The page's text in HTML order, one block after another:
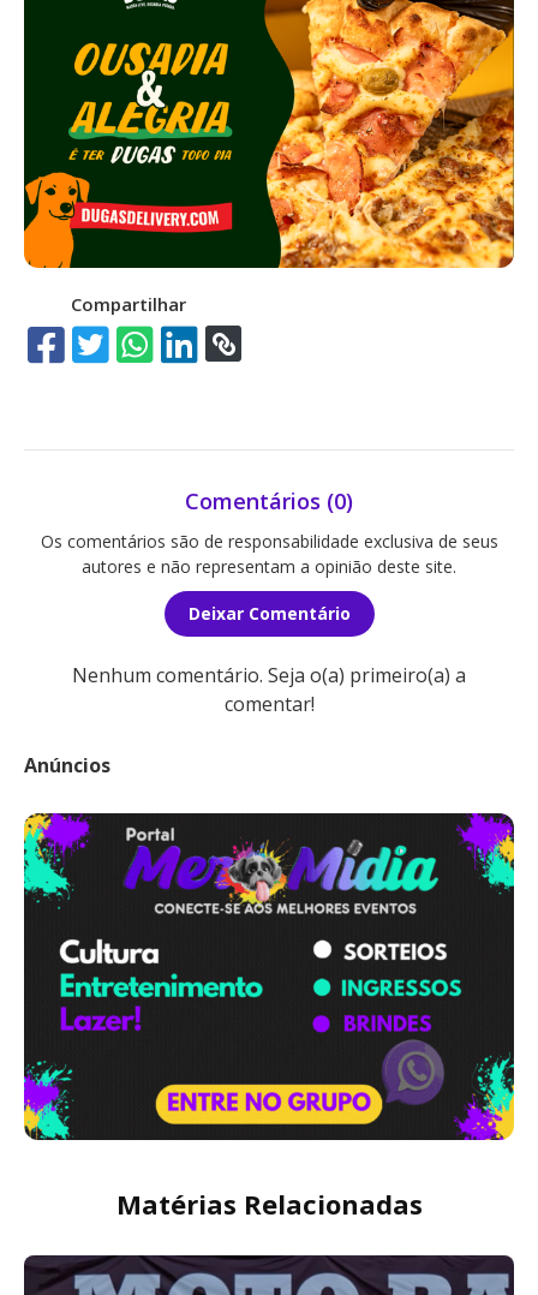
Compartilhar
Comentários (0)
Os comentários são de responsabilidade exclusiva de seus
autores e não representam a opinião deste site.
Deixar Comentário
Nenhum comentário. Seja o(a) primeiro(a) a
comentar!
Anúncios
Matérias Relacionadas